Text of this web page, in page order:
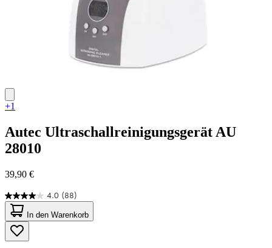
+1
Autec Ultraschallreinigungsgerät AU
28010
39,90 €
4.0 (88)
4.0
von
5
Sternen.
88
In den Warenkorb